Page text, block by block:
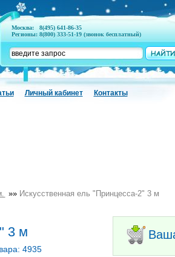
Москва:
8(495) 641-86-35
Регионы: 8(800) 333-51-19 (звонок бесплатный)
Личный кабинет Контакты
»» Искусственная ель "Принцесса-2" 3 м
3 м
4935